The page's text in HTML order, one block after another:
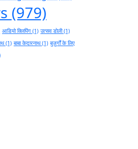
(979)
आडियो क्लिपिंग (1) उत्सव डोली(1)
(1) बाबा केदारनाथ(1) बुज़ुर्गों के लिए